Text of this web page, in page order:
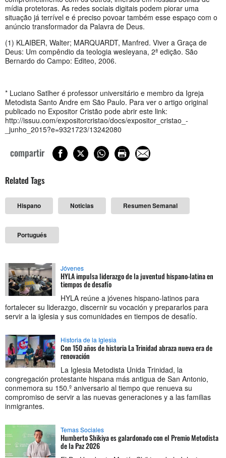
mídia protetoras. As redes sociais digitais podem piorar uma
situação já terrível e é preciso povoar também esse espaço com o
anúncio transformador da Palavra de Deus.
(1) KLAIBER, Walter; MARQUARDT, Manfred. Viver a Graça de
Deus: Um compêndio da teologia wesleyana, 2ª edição. São
Bernardo do Campo: Editeo, 2006.
* Luciano Satlher é professor universitário e membro da Igreja
Metodista Santo Andre em São Paulo. Para ver o artigo original
publicado no Expositor Cristão pode abrir este link:
http://issuu.com/expositorcristao/docs/expositor_cristao_-
_junho_2015?e=9321723/13242080
compartir
Related Tags
Hispano Noticias Resumen Semanal
Portugués
Jóvenes
HYLA impulsa liderazgo de la juventud hispano-latina en
tiempos de desafío
HYLA reúne a jóvenes hispano-latinos para
fortalecer su liderazgo, discernir su vocación y prepararlos para
servir a la iglesia y sus comunidades en tiempos de desafío.
Historia de la Iglesia
Con 150 años de historia La Trinidad abraza nueva era de
renovación
La Iglesia Metodista Unida Trinidad, la
congregación protestante hispana más antigua de San Antonio,
conmemora su 150.º aniversario al tiempo que renueva su
compromiso de servir a las nuevas generaciones y a las familias
inmigrantes.
Temas Sociales
Humberto Shikiya es galardonado con el Premio Metodista
de la Paz 2026